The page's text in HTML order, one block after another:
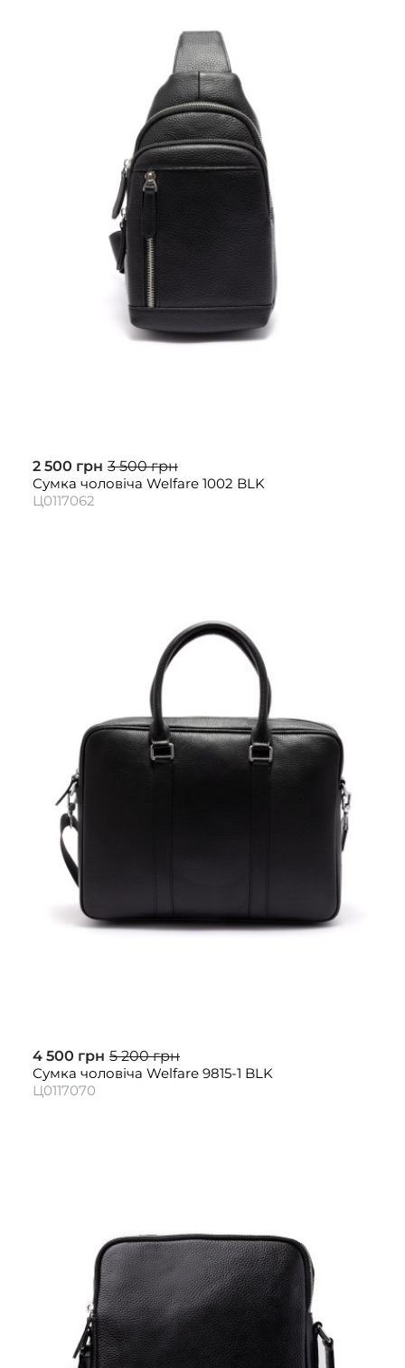
2 500 грн 3 500 грн
Сумка чоловіча Welfare 1002 BLK
Ц0117062
4 500 грн 5 200 грн
Сумка чоловіча Welfare 9815-1 BLK
Ц0117070